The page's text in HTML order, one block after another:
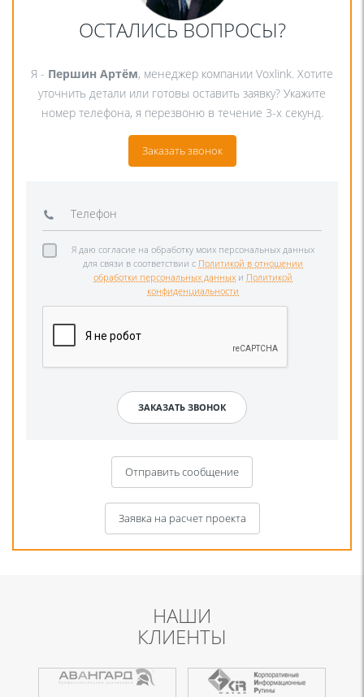
ОСТАЛИСЬ ВОПРОСЫ?
Я - Першин Артём, менеджер компании Voxlink. Хотите
уточнить детали или готовы оставить заявку? Укажите
номер телефона, я перезвоню в течение 3-х секунд.
Заказать звонок
Я даю согласие на обработку моих персональных данных
для связи в соответствии с Политикой в отношении
обработки персональных данных и Политикой
конфиденциальности
Отправить сообщение
Заявка на расчет проекта
НАШИ
КЛИЕНТЫ